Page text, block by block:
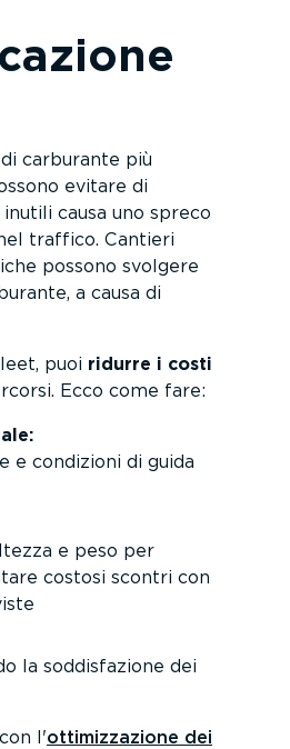
carburante più
evitare di
causa uno spreco
traffico. Cantieri
possono svolgere
a causa di
puoi ridurre i costi
Ecco come fare:
e condizioni di guida
e peso per
costosi scontri con
la soddi­sfa­zione dei
l'ottimiz­za­zione dei